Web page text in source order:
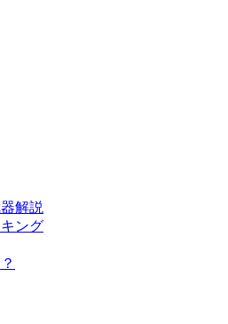
解説
ング